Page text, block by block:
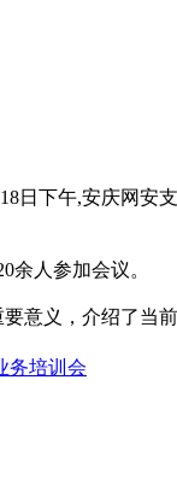
日下午,安庆网安
人参加会议。
意义，介绍了当
务培训会